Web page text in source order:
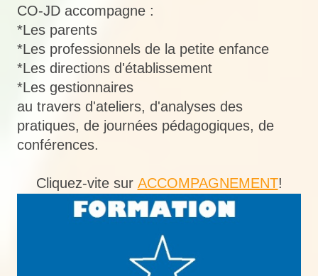
CO-JD accompagne :
*Les parents
*Les professionnels de la petite enfance
*Les directions d'établissement
*Les gestionnaires
au travers d'ateliers, d'analyses des
pratiques, de journées pédagogiques, de
conférences.
Cliquez-vite sur ACCOMPAGNEMENT!